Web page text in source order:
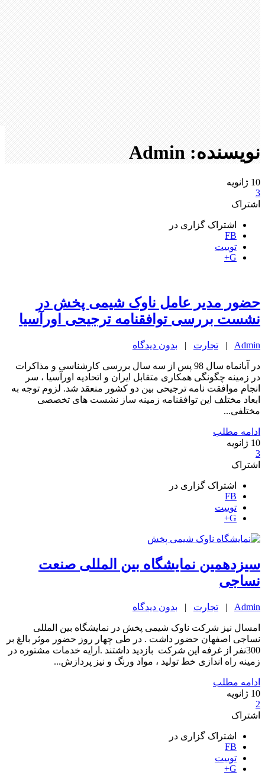
نویسنده: Admin
10 ژانویه
3
اشتراک
اشتراک گزاری در
FB
توییت
G+
حضور مدیر عامل ناوک شیمی پخش در
نشست بررسی توافقنامه ترجیحی اورآسیا
Admin
| تجارت | بدون دیدگاه
در آبانماه سال 98 پس از سه سال بررسی کارشناسی و مذاکرات
در زمینه چگونگی همکاری متقابل ایران و اتحادیه اورآسیا ، سر
انجام موافقت نامه ترجیحی بین دو کشور منعقد شد. لزوم توجه به
ابعاد مختلف این توافقنامه زمینه ساز نشست های تخصصی
مختلفی...
ادامه مطلب
10 ژانویه
3
اشتراک
اشتراک گزاری در
FB
توییت
G+
سیزدهمین نمایشگاه بین المللی صنعت
نساجی
Admin
| تجارت | بدون دیدگاه
امسال نیز شرکت ناوک شیمی پخش در نمایشگاه بین المللی
نساجی اصفهان حضور داشت . در طی چهار روز حضور موثر بالغ بر
300نفر از غرفه این شرکت بازدید داشتند .ارایه خدمات مشتوره در
زمینه راه اندازی خط تولید ، مواد ورنگ و نیز پردازش...
ادامه مطلب
10 ژانویه
2
اشتراک
اشتراک گزاری در
FB
توییت
G+